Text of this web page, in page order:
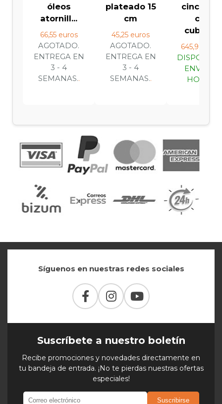
óleos
atornill...
66,55 euros
AGOTADO.
ENTREGA EN
3 - 4
SEMANAS..
plateado 15
cm
45,25 euros
AGOTADO.
ENTREGA EN
3 - 4
SEMANAS..
con
cubeta...
645,99
ENVIO 24
HORAS.
Síguenos en nuestras redes sociales
Suscríbete a nuestro boletín
Recibe promociones y novedades directamente en
tu bandeja de entrada. ¡No te pierdas nuestras ofertas
especiales!
Suscribirse